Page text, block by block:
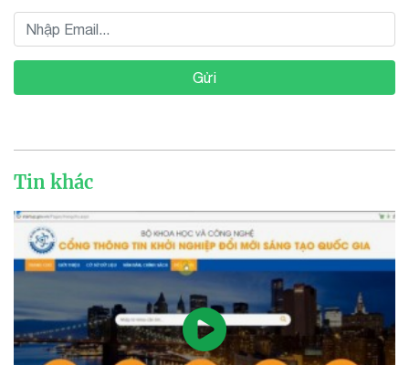
Gửi
Tin khác